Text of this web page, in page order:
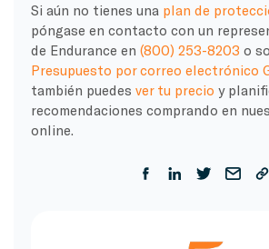
Si aún no tienes una plan de
póngase en contacto con un
de Endurance en (800) 253-8203 o
Presupuesto por correo electrónico
también puedes ver tu precio y
recomendaciones comprando en
online.